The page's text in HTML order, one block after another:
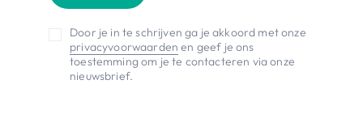
Door je in te schrijven ga je akkoord met onze
privacyvoorwaarden en geef je ons
toestemming om je te contacteren via onze
nieuwsbrief.